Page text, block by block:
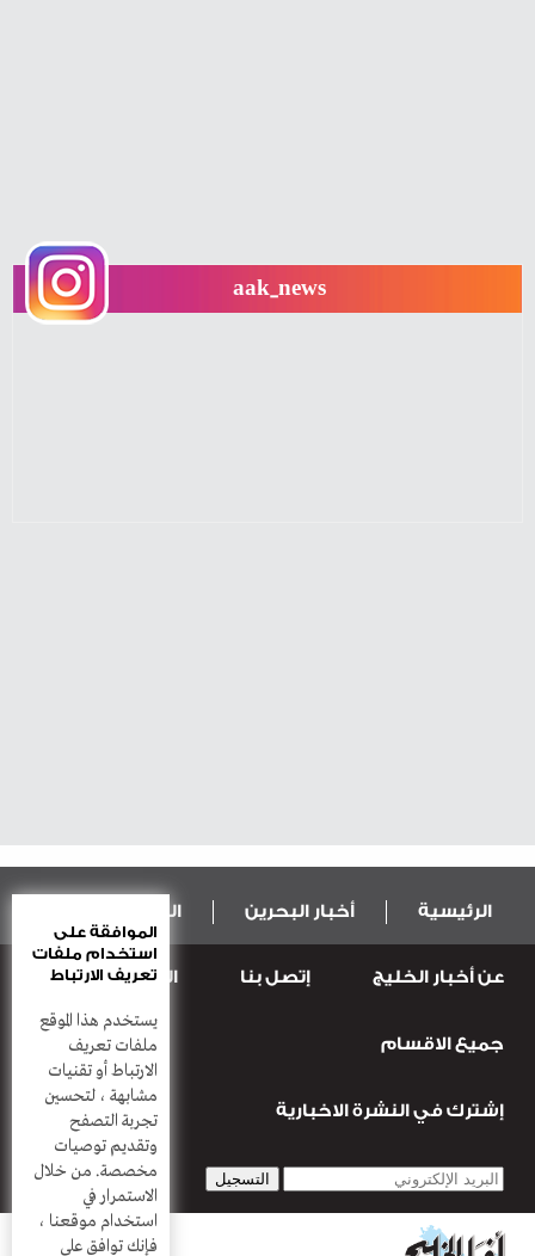
aak_news
الرئيسية أخبار البحرين المال و الاقتصاد
عربية ودولية الرياضة
قضـايــا وحـــوادث أعمدة
عن أخبار الخليج إتصل بنا المطبعة
جميع الاقسام
إشترك في النشرة الاخبارية
الموافقة على
استخدام ملفات
تعريف الارتباط
يستخدم هذا الموقع
ملفات تعريف
الارتباط أو تقنيات
مشابهة ، لتحسين
تجربة التصفح
وتقديم توصيات
مخصصة. من خلال
الاستمرار في
استخدام موقعنا ،
فإنك توافق على